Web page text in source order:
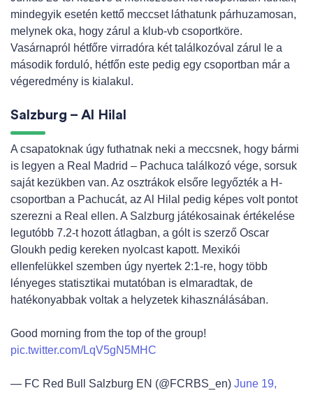
mindegyik esetén kettő meccset láthatunk párhuzamosan,
melynek oka, hogy zárul a klub-vb csoportköre.
Vasárnapról hétfőre virradóra két találkozóval zárul le a
második forduló, hétfőn este pedig egy csoportban már a
végeredmény is kialakul.
Salzburg – Al Hilal
A csapatoknak úgy futhatnak neki a meccsnek, hogy bármi
is legyen a Real Madrid – Pachuca találkozó vége, sorsuk
saját kezükben van. Az osztrákok elsőre legyőzték a H-
csoportban a Pachucát, az Al Hilal pedig képes volt pontot
szerezni a Real ellen. A Salzburg játékosainak értékelése
legutóbb 7.2-t hozott átlagban, a gólt is szerző Oscar
Gloukh pedig kereken nyolcast kapott. Mexikói
ellenfelükkel szemben úgy nyertek 2:1-re, hogy több
lényeges statisztikai mutatóban is elmaradtak, de
hatékonyabbak voltak a helyzetek kihasználásában.
Good morning from the top of the group!
pic.twitter.com/LqV5gN5MHC
— FC Red Bull Salzburg EN (@FCRBS_en) June 19,